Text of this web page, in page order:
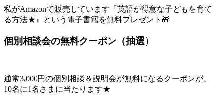
私がAmazonで販売しています『英語が得意な子どもを育て
る方法★』という電子書籍を無料プレゼント🎁
個別相談会の無料クーポン（抽選）
通常3,000円の個別相談＆説明会が無料になるクーポンが、
10名に1名さまに当たります★